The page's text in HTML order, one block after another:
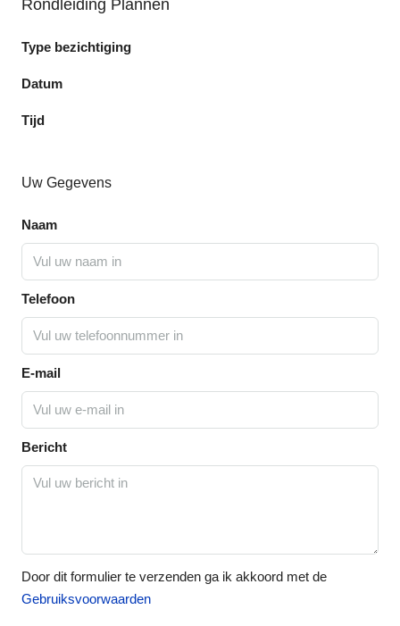
Rondleiding Plannen
Type bezichtiging
Datum
Tijd
Uw Gegevens
Naam
Telefoon
E-mail
Bericht
Door dit formulier te verzenden ga ik akkoord met de
Gebruiksvoorwaarden